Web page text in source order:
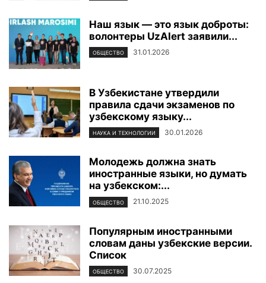
Наш язык — это язык доброты:
волонтеры UzAlert заявили...
ОБЩЕСТВО 31.01.2026
В Узбекистане утвердили
правила сдачи экзаменов по
узбекскому языку...
НАУКА И ТЕХНОЛОГИИ 30.01.2026
Молодежь должна знать
иностранные языки, но думать
на узбекском:...
ОБЩЕСТВО 21.10.2025
Популярным иностранными
словам даны узбекские версии.
Список
ОБЩЕСТВО 30.07.2025